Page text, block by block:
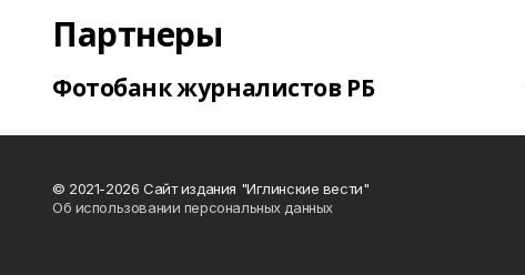
Партнеры
Фотобанк журналистов РБ
© 2021-2026 Сайт издания "Иглинские вести"
Об использовании персональных данных